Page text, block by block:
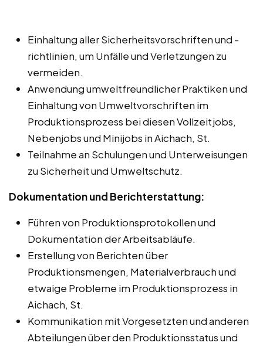
Einhaltung aller Sicherheitsvorschriften und -
richtlinien, um Unfälle und Verletzungen zu
vermeiden.
Anwendung umweltfreundlicher Praktiken und
Einhaltung von Umweltvorschriften im
Produktionsprozess bei diesen Vollzeitjobs,
Nebenjobs und Minijobs in Aichach, St.
Teilnahme an Schulungen und Unterweisungen
zu Sicherheit und Umweltschutz.
Dokumentation und Berichterstattung:
Führen von Produktionsprotokollen und
Dokumentation der Arbeitsabläufe.
Erstellung von Berichten über
Produktionsmengen, Materialverbrauch und
etwaige Probleme im Produktionsprozess in
Aichach, St.
Kommunikation mit Vorgesetzten und anderen
Abteilungen über den Produktionsstatus und